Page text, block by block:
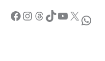
Facebook Instagram Threads TikTok YouTube X WhatsApp